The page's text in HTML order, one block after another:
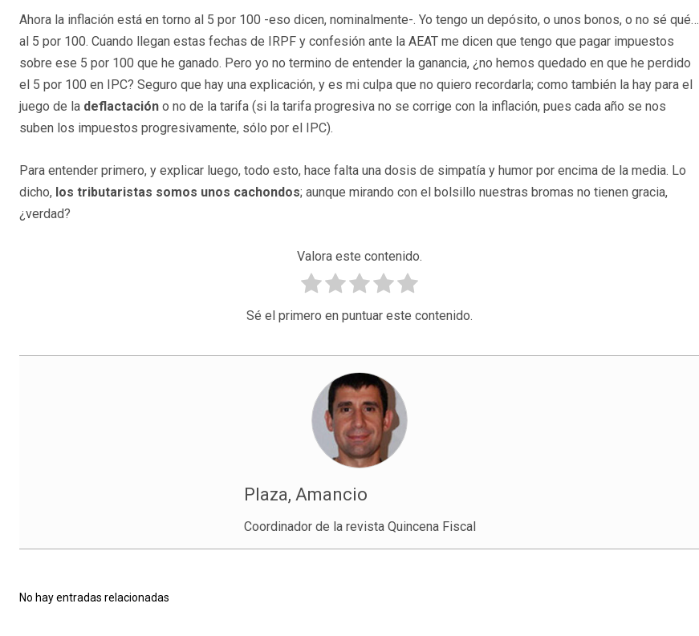
Ahora la inflación está en torno al 5 por 100 -eso dicen, nominalmente-. Yo tengo un depósito, o unos bonos, o no sé qué…
al 5 por 100. Cuando llegan estas fechas de IRPF y confesión ante la AEAT me dicen que tengo que pagar impuestos
sobre ese 5 por 100 que he ganado. Pero yo no termino de entender la ganancia, ¿no hemos quedado en que he perdido
el 5 por 100 en IPC? Seguro que hay una explicación, y es mi culpa que no quiero recordarla; como también la hay para el
juego de la deflactación o no de la tarifa (si la tarifa progresiva no se corrige con la inflación, pues cada año se nos
suben los impuestos progresivamente, sólo por el IPC).
Para entender primero, y explicar luego, todo esto, hace falta una dosis de simpatía y humor por encima de la media. Lo
dicho, los tributaristas somos unos cachondos; aunque mirando con el bolsillo nuestras bromas no tienen gracia,
¿verdad?
Valora este contenido.
Sé el primero en puntuar este contenido.
Plaza, Amancio
Coordinador de la revista Quincena Fiscal
No hay entradas relacionadas